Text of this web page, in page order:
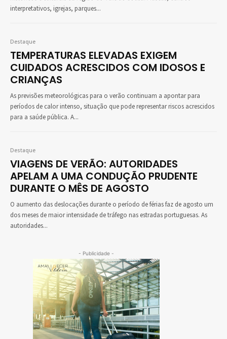
interpretativos, igrejas, parques...
Destaque
TEMPERATURAS ELEVADAS EXIGEM
CUIDADOS ACRESCIDOS COM IDOSOS E
CRIANÇAS
As previsões meteorológicas para o verão continuam a apontar para
períodos de calor intenso, situação que pode representar riscos acrescidos
para a saúde pública. A...
Destaque
VIAGENS DE VERÃO: AUTORIDADES
APELAM A UMA CONDUÇÃO PRUDENTE
DURANTE O MÊS DE AGOSTO
O aumento das deslocações durante o período de férias faz de agosto um
dos meses de maior intensidade de tráfego nas estradas portuguesas. As
autoridades...
- Publicidade -